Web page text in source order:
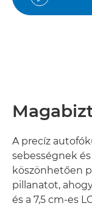
A precíz
sebességnek
köszönhetően
pillanatot,
és a 7,5 cm-es